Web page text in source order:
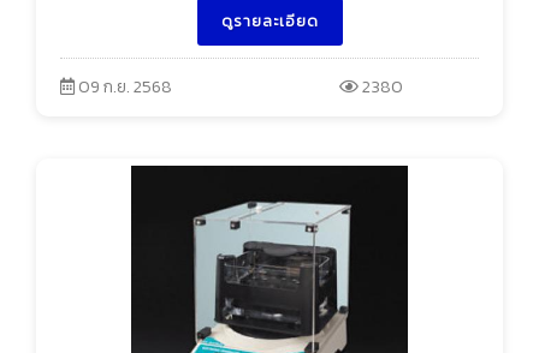
ดูรายละเอียด
09 ก.ย. 2568 2380